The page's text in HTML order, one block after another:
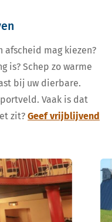
afscheid mag kiezen?
is? Schep zo warme
bij uw dierbare.
Vaak is dat
zit? Geef vrijblijvend